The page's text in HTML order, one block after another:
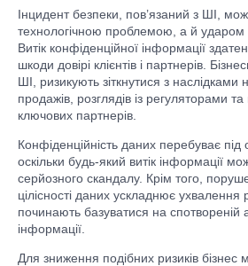
Інцидент безпеки, пов’язаний з ШІ,
технологічною проблемою, а й ударом
Витік конфіденційної інформації
шкоди довірі клієнтів і партнерів.
ШІ, ризикують зіткнутися з наслідками
продажів, розглядів із регуляторами та
ключових партнерів.
Конфіденційність даних перебуває
оскільки будь-який витік інформації
серйозного скандалу. Крім того,
цілісності даних ускладнює ухвалення
починають базуватися на спотвореній
інформації.
Для зниження подібних ризиків бізнес